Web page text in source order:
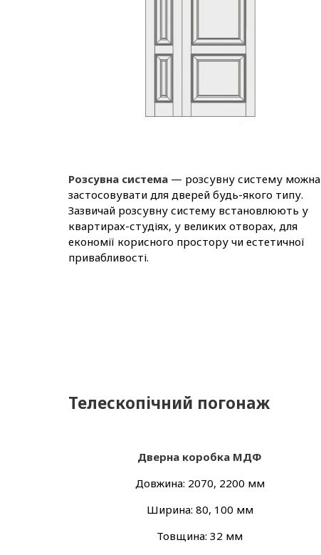
Розсувна система — розсувну систему можна
застосовувати для дверей будь-якого типу.
Зазвичай розсувну систему встановлюють у
квартирах-студіях, у великих отворах, для
економії корисного простору чи естетичної
привабливості.
Телескопічний погонаж
Дверна коробка МДФ
Довжина: 2070, 2200 мм
Ширина: 80, 100 мм
Товщина: 32 мм